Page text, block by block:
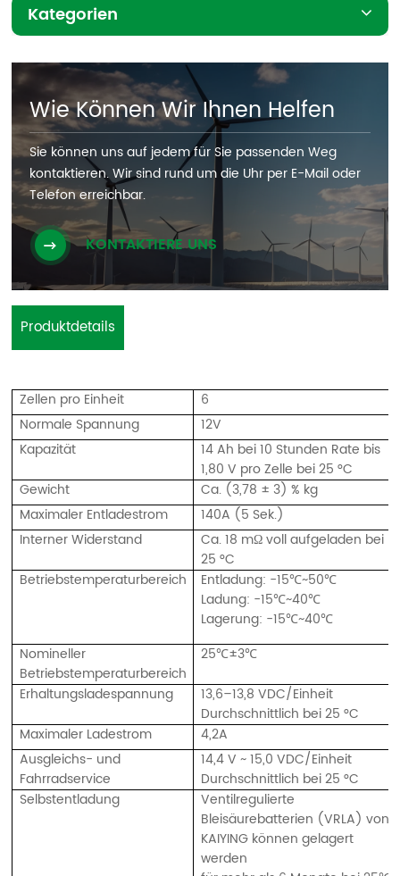
Kategorien
Wie Können Wir Ihnen Helfen
Sie können uns auf jedem für Sie passenden Weg
kontaktieren. Wir sind rund um die Uhr per E-Mail oder
Telefon erreichbar.
KONTAKTIERE UNS
Produktdetails
Zellen pro Einheit
6
Normale Spannung
12V
Kapazität
14 Ah bei 10 Stunden Rate bis
1,80 V pro Zelle bei 25 °C
Gewicht
Ca. (3,78 ± 3) % kg
Maximaler Entladestrom
140A (5 Sek.)
Interner Widerstand
Ca. 18 mΩ voll aufgeladen bei
25 °C
Betriebstemperaturbereich
Entladung: -15℃~50℃
Ladung: -15℃~40℃
Lagerung: -15℃~40℃
Nomineller
Betriebstemperaturbereich
25℃±3℃
Erhaltungsladespannung
13,6–13,8 VDC/Einheit
Durchschnittlich bei 25 °C
Maximaler Ladestrom
4,2A
Ausgleichs- und
Fahrradservice
14,4 V ~ 15,0 VDC/Einheit
Durchschnittlich bei 25 °C
Selbstentladung
Ventilregulierte
Bleisäurebatterien (VRLA) von
KAIYING können gelagert
werden